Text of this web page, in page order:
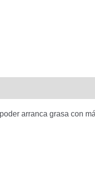
arranca grasa con